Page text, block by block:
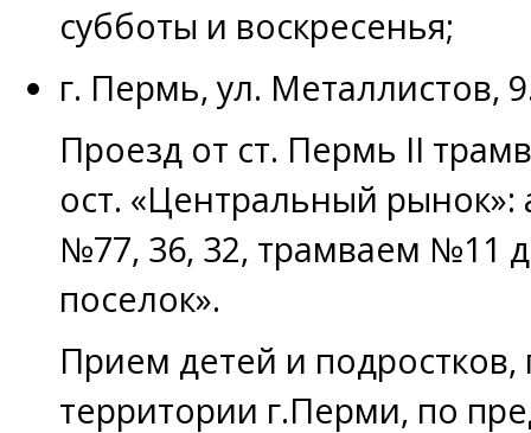
субботы и воскресенья;
г. Пермь, ул. Металлистов,
Проезд от ст. Пермь II
ост. «Центральный
№77, 36, 32, трамваем №11
поселок».
Прием детей и
территории г.Перми, по